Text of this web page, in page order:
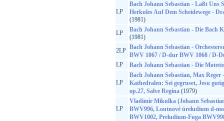
LP
Bach Johann Sebastian - Laßt Uns
Herkules Auf Dem Scheidewege -
(1981)
LP
Bach Johann Sebastian - Die Bach
(1981)
2LP Bach Johann Sebastian -
BWV 1067 / D-dur BWV 1068 / D-
LP
Bach Johann Sebastian - Die
LP
Bach Johann Sebastian, Max Reger
Kathedralen: Sei gegruset, Jesu
op.27, Salve Regina(1979)
LP
Vladimír Mikulka (Johann
BWV996, Loutnové úreludium d-
BWV1002, Preludium-Fuga